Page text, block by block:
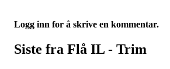
Logg inn for å skrive en kommentar.
Siste fra Flå IL - Trim